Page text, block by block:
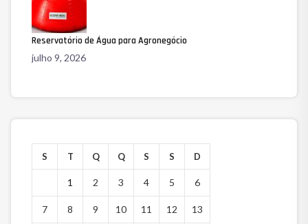
Reservatório de Água para Agronegócio
julho 9, 2026
S T Q Q S S D
1 2 3 4 5 6
7 8 9 10 11 12 13